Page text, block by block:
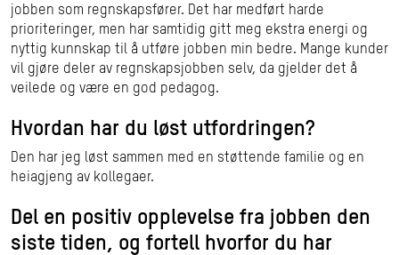
jobben som regnskapsfører. Det har medført harde
prioriteringer, men har samtidig gitt meg ekstra energi og
nyttig kunnskap til å utføre jobben min bedre. Mange kunder
vil gjøre deler av regnskapsjobben selv, da gjelder det å
veilede og være en god pedagog.
Hvordan har du løst utfordringen?
Den har jeg løst sammen med en støttende familie og en
heiagjeng av kollegaer.
Del en positiv opplevelse fra jobben den
siste tiden, og fortell hvorfor du har